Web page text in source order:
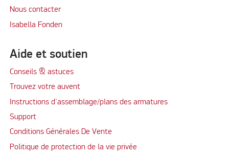
Nous contacter
Isabella Fonden
Aide et soutien
Conseils & astuces
Trouvez votre auvent
Instructions d'assemblage/plans des armatures
Support
Conditions Générales De Vente
Politique de protection de la vie privée